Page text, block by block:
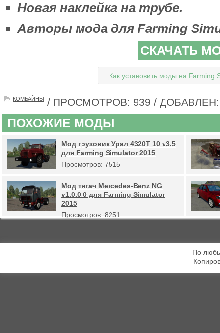
Новая наклейка на трубе.
Авторы мода для Farming
СКАЧАТЬ
Как установить моды на Farming
КОМБАЙНЫ / ПРОСМОТРОВ: 939 / ДОБАВЛЕН:
ПОХОЖИЕ МОДЫ
Мод грузовик Урал 4320Т 10 v3.5
для Farming Simulator 2015
Просмотров: 7515
Мод тягач Mercedes-Benz NG
v1.0.0.0 для Farming Simulator
2015
Просмотров: 8251
По